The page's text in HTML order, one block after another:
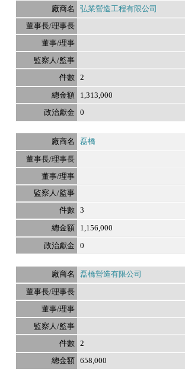
弘業營造工程有限公司
2
1,313,000
0
磊橋
3
1,156,000
0
磊橋營造有限公司
2
658,000